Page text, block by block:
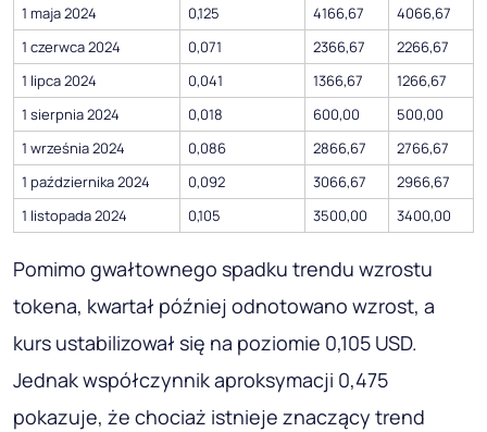
1 maja 2024
0,125 4166,67
4066,67
1 czerwca 2024
0,071 2366,67
2266,67
1 lipca 2024
0,041 1366,67
1266,67
1 sierpnia 2024
0,018 600,00
500,00
1 września 2024
0,086 2866,67
2766,67
1 października 2024
0,092 3066,67
2966,67
1 listopada 2024
0,105 3500,00 3400,00
Pomimo gwałtownego spadku trendu wzrostu
tokena, kwartał później odnotowano wzrost, a
kurs ustabilizował się na poziomie 0,105 USD.
Jednak współczynnik aproksymacji 0,475
pokazuje, że chociaż istnieje znaczący trend